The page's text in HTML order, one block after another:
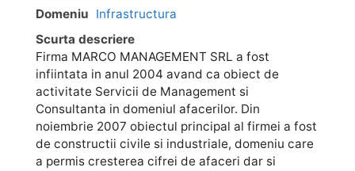
Domeniu Infrastructura
Scurta descriere
Firma MARCO MANAGEMENT SRL a fost
infiintata in anul 2004 avand ca obiect de
activitate Servicii de Management si
Consultanta in domeniul afacerilor. Din
noiembrie 2007 obiectul principal al firmei a fost
de constructii civile si industriale, domeniu care
a permis cresterea cifrei de afaceri dar si